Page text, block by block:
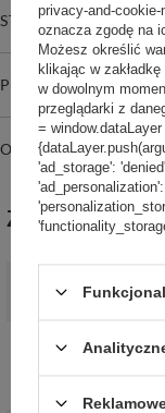
STREFA
PYTANIA INNYCH
OPINIE
ZABIERZ
Butelka na
Najniższa
privacy-and-
oznacza zgodę na
Możesz określić
klikając w
w dowolnym
przeglądarki z
=
'ad_storage':